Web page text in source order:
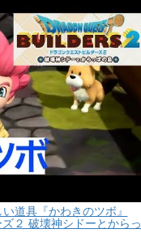
道具『かわきのツボ』
２ 破壊神シドーとからっ